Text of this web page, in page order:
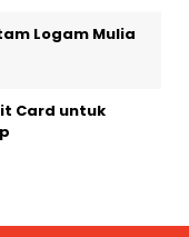
Logam Mulia
Card untuk